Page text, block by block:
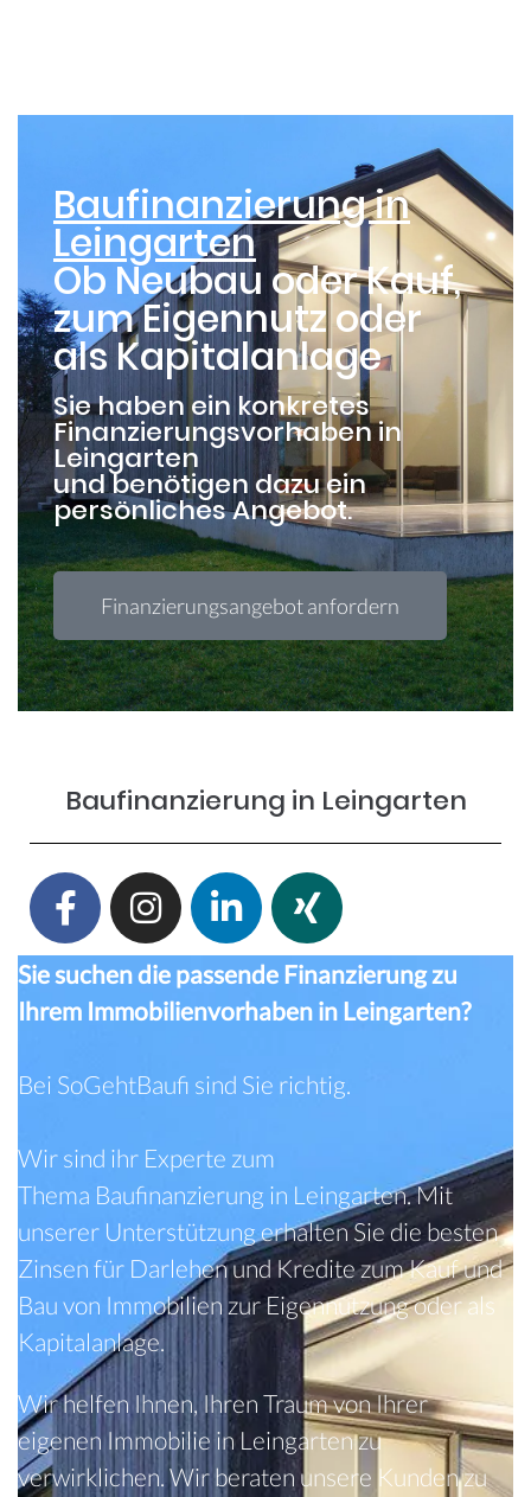
Baufinanzierung in
Leingarten
Ob Neubau oder Kauf,
zum Eigennutz oder
als Kapitalanlage
Sie haben ein konkretes
Finanzierungsvorhaben in
Leingarten
und benötigen dazu ein
persönliches Angebot.
Finanzierungsangebot anfordern
Baufinanzierung in Leingarten
Sie suchen die passende Finanzierung zu
Ihrem Immobilienvorhaben in Leingarten?
Bei SoGehtBaufi sind Sie richtig.
Wir sind ihr Experte zum
Thema Baufinanzierung in Leingarten.Mit
unserer Unterstützung erhalten Sie die besten
Zinsen für Darlehen und Kredite zum Kauf und
Bau von Immobilien zur Eigennutzung oder als
Kapitalanlage.
Wir helfen Ihnen, Ihren Traum von Ihrer
eigenen Immobilie in Leingartenzu
verwirklichen. Wir beraten unsere Kunden zu